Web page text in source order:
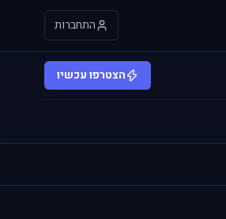
התחברות
הצטרפו עכשיו